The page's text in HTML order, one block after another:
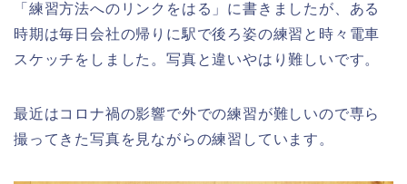
「練習方法へのリンクをはる」に書きましたが、ある
時期は毎日会社の帰りに駅で後ろ姿の練習と時々電車
スケッチをしました。写真と違いやはり難しいです。
最近はコロナ禍の影響で外での練習が難しいので専ら
撮ってきた写真を見ながらの練習しています。